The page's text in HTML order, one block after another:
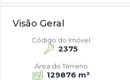
Visão Geral
2375
Código do Imóvel
129876 m²
Área do Terreno